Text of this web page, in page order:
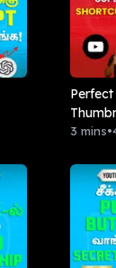
Perfect
வைக்க
3 mins•